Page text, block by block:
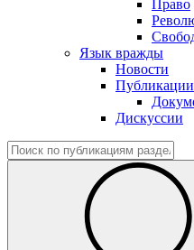
Право
Язык вражды
Новости
Публикации
Дискуссии